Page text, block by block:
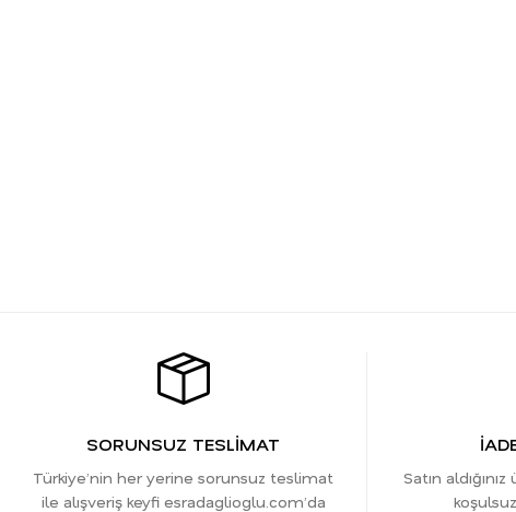
SORUNSUZ TESLİMAT
Türkiye’nin her yerine sorunsuz teslimat
ile alışveriş keyfi esradaglioglu.com’da
Satın